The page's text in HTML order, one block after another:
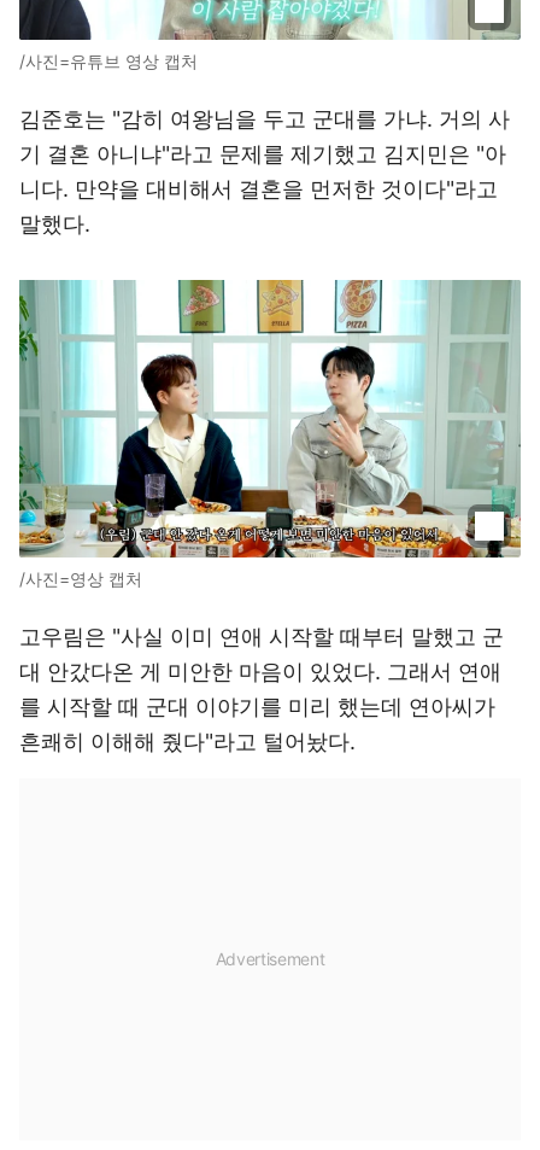
/사진=유튜브 영상 캡처
김준호는 "감히 여왕님을 두고 군대를 가냐. 거의 사
기 결혼 아니냐"라고 문제를 제기했고 김지민은 "아
니다. 만약을 대비해서 결혼을 먼저한 것이다"라고
말했다.
/사진=영상 캡처
고우림은 "사실 이미 연애 시작할 때부터 말했고 군
대 안갔다온 게 미안한 마음이 있었다. 그래서 연애
를 시작할 때 군대 이야기를 미리 했는데 연아씨가
흔쾌히 이해해 줬다"라고 털어놨다.